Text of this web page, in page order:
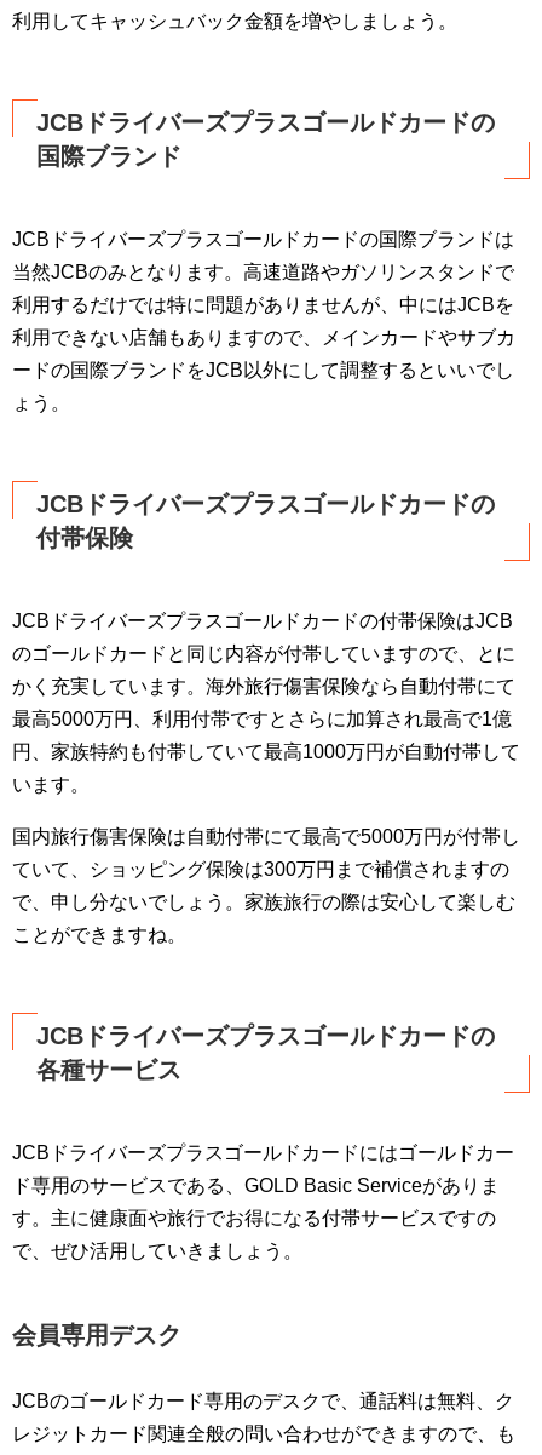
利用してキャッシュバック金額を増やしましょう。
JCBドライバーズプラスゴールドカードの
国際ブランド
JCBドライバーズプラスゴールドカードの国際ブランドは
当然JCBのみとなります。高速道路やガソリンスタンドで
利用するだけでは特に問題がありませんが、中にはJCBを
利用できない店舗もありますので、メインカードやサブカ
ードの国際ブランドをJCB以外にして調整するといいでし
ょう。
JCBドライバーズプラスゴールドカードの
付帯保険
JCBドライバーズプラスゴールドカードの付帯保険はJCB
のゴールドカードと同じ内容が付帯していますので、とに
かく充実しています。海外旅行傷害保険なら自動付帯にて
最高5000万円、利用付帯ですとさらに加算され最高で1億
円、家族特約も付帯していて最高1000万円が自動付帯して
います。
国内旅行傷害保険は自動付帯にて最高で5000万円が付帯し
ていて、ショッピング保険は300万円まで補償されますの
で、申し分ないでしょう。家族旅行の際は安心して楽しむ
ことができますね。
JCBドライバーズプラスゴールドカードの
各種サービス
JCBドライバーズプラスゴールドカードにはゴールドカー
ド専用のサービスである、GOLD Basic Serviceがありま
す。主に健康面や旅行でお得になる付帯サービスですの
で、ぜひ活用していきましょう。
会員専用デスク
JCBのゴールドカード専用のデスクで、通話料は無料、ク
レジットカード関連全般の問い合わせができますので、も